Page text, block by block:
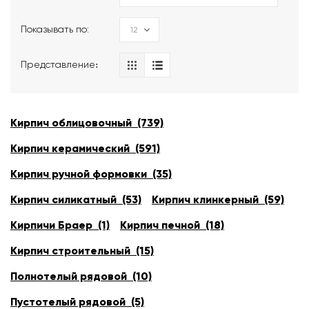
Показывать по:
Представление։
Кирпич облицовочный (739)
Кирпич керамический (591)
Кирпич ручной формовки (35)
Кирпич силикатный (53)
Кирпич клинкерный (59)
Кирпичи Браер (1)
Кирпич печной (18)
Кирпич строительный (15)
Полнотелый рядовой (10)
Пустотелый рядовой (5)